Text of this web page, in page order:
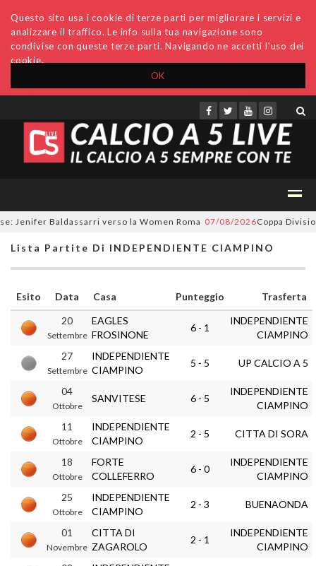
OK
Questo sito usa i cookie di terze parti per migliorare i servizi e
analizzare il traffico. Le info sulla tua navigazione sono
condivise con queste terze parti. Navigando ne accetti l'uso dei
cookie.
Accedi Archivio Invio comunicati Redazione
Baldassarri verso la Women Roma 07/08/2026Coppa
Lista Partite Di INDEPENDIENTE CIAMPINO
Esito Data Casa Punteggio
Trasferta
20
Settembre
EAGLES
FROSINONE
6 - 1
INDEPENDIENTE
CIAMPINO
27
Settembre
INDEPENDIENTE
CIAMPINO
5 - 5 UP CALCIO A 5
04
Ottobre
SANVITESE 6 - 5
INDEPENDIENTE
CIAMPINO
11
Ottobre
INDEPENDIENTE
CIAMPINO
2 - 5 CITTA DI SORA
18
Ottobre
FORTE
COLLEFERRO
6 - 0
INDEPENDIENTE
CIAMPINO
25
Ottobre
INDEPENDIENTE
CIAMPINO
2 - 3 BUENAONDA
01
Novembre
CITTA DI
ZAGAROLO
2 - 1
INDEPENDIENTE
CIAMPINO